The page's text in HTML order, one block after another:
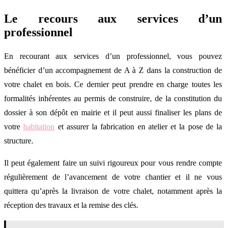
Le recours aux services d’un
professionnel
En recourant aux services d’un professionnel, vous pouvez
bénéficier d’un accompagnement de A à Z dans la construction de
votre chalet en bois. Ce dernier peut prendre en charge toutes les
formalités inhérentes au permis de construire, de la constitution du
dossier à son dépôt en mairie et il peut aussi finaliser les plans de
votrehabitation et assurer la fabrication en atelier et la pose de la
structure.
Il peut également faire un suivi rigoureux pour vous rendre compte
régulièrement de l’avancement de votre chantier et il ne vous
quittera qu’après la livraison de votre chalet, notamment après la
réception des travaux et la remise des clés.